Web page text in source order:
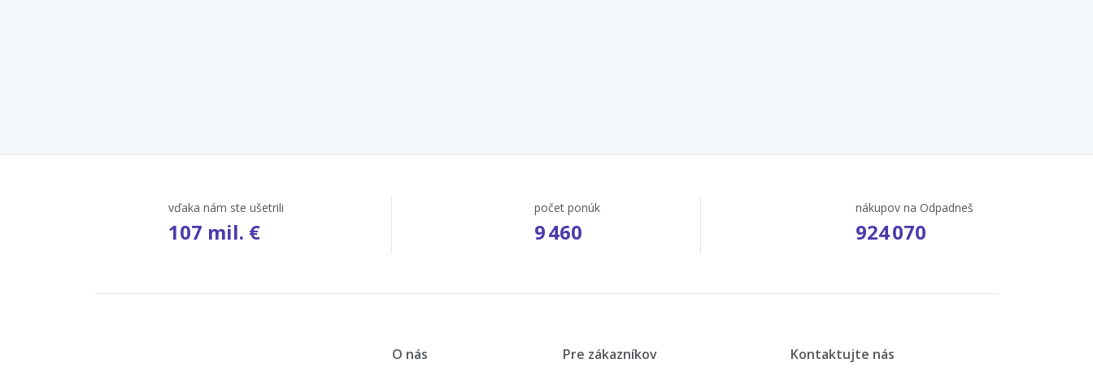
vďaka nám ste ušetrili
107 mil. €
počet ponúk
9 460
nákupov na Odpadneš
924 070
O nás Pre zákazníkov Kontaktujte nás